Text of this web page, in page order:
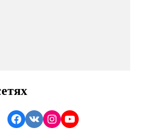
Facebook
VKInstagram
YouTube